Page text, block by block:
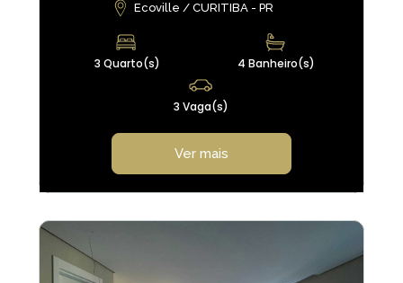
Ecoville / CURITIBA - PR
3 Quarto(s) 4 Banheiro(s)
3 Vaga(s)
Ver mais